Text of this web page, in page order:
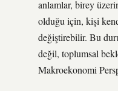
anlamlar, birey
olduğu için, kişi
değiştirebilir. Bu
değil, toplumsal
Makroekonomi